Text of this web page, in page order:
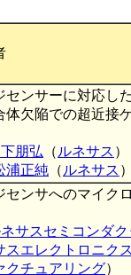
センサーに対応し
体欠陥での超近接
朋弘 （ ルネサス
浦正純 （ ルネサス
センサへのマイク
ネサスセミコンダ
スエレクトロニク
クチュアリング）